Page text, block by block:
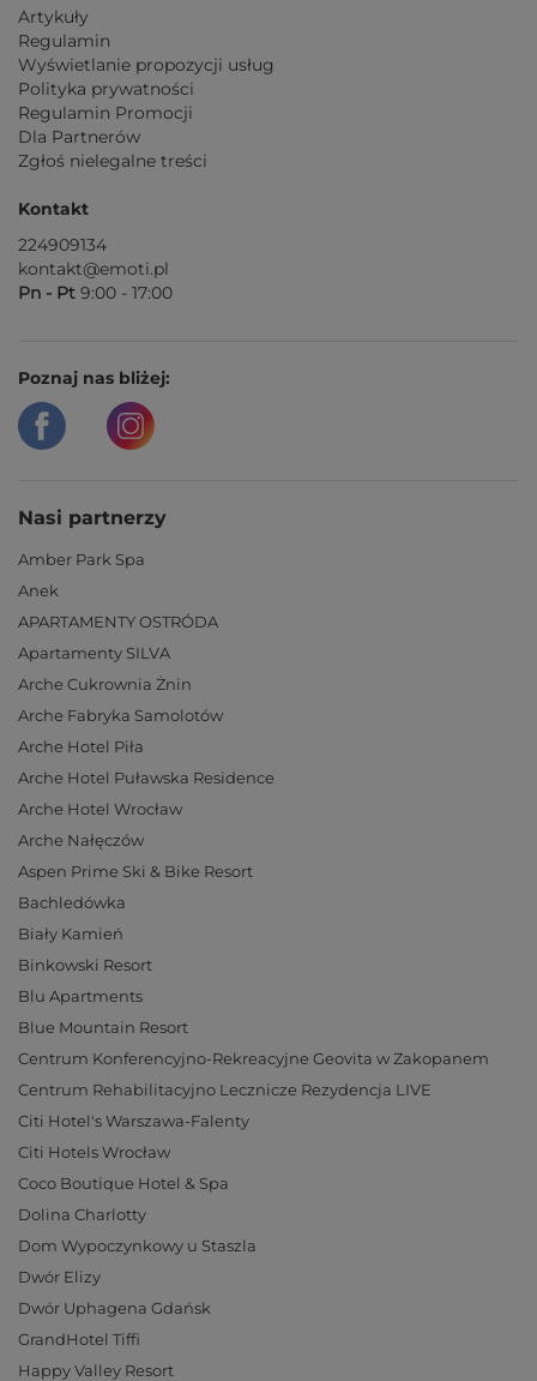
Artykuły
Regulamin
Wyświetlanie propozycji usług
Polityka prywatności
Regulamin Promocji
Dla Partnerów
Zgłoś nielegalne treści
Kontakt
224909134
kontakt@emoti.pl
Pn - Pt 9:00 - 17:00
Poznaj nas bliżej:
Nasi partnerzy
Amber Park Spa
Anek
APARTAMENTY OSTRÓDA
Apartamenty SILVA
Arche Cukrownia Żnin
Arche Fabryka Samolotów
Arche Hotel Piła
Arche Hotel Puławska Residence
Arche Hotel Wrocław
Arche Nałęczów
Aspen Prime Ski & Bike Resort
Bachledówka
Biały Kamień
Binkowski Resort
Blu Apartments
Blue Mountain Resort
Centrum Konferencyjno-Rekreacyjne Geovita w Zakopanem
Centrum Rehabilitacyjno Lecznicze Rezydencja LIVE
Citi Hotel's Warszawa-Falenty
Citi Hotels Wrocław
Coco Boutique Hotel & Spa
Dolina Charlotty
Dom Wypoczynkowy u Staszla
Dwór Elizy
Dwór Uphagena Gdańsk
GrandHotel Tiffi
Happy Valley Resort